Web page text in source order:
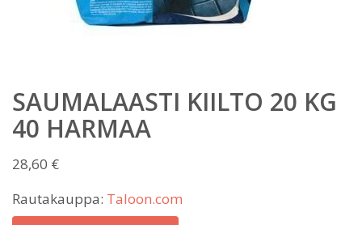
SAUMALAASTI KIILTO 20 KG
40 HARMAA
28,60 €
Rautakauppa: Taloon.com